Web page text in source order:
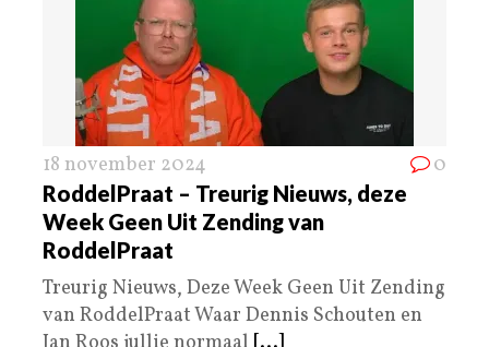
18 november 2024 0
RoddelPraat – Treurig Nieuws, deze
Week Geen Uit Zending van
RoddelPraat
Treurig Nieuws, Deze Week Geen Uit Zending
van RoddelPraat Waar Dennis Schouten en